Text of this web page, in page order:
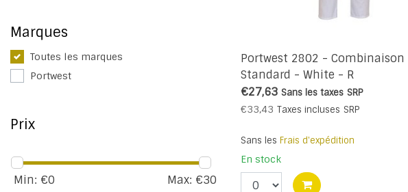
Marques
Toutes les marques
Portwest
Prix
Min: €0 Max: €30
Portwest 2802 - Combinaison
Standard - White - R
€27,63 Sans les taxes SRP
€33,43 Taxes incluses SRP
Sans les Frais d'expédition
En stock